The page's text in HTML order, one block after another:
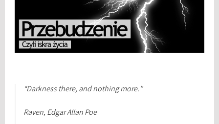
“Darkness there, and nothing more.”
Raven, Edgar Allan Poe